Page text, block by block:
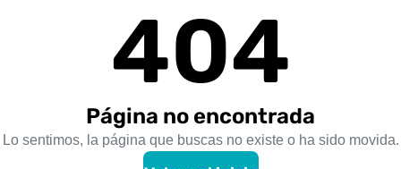
404
Página no encontrada
Lo sentimos, la página que buscas no existe o ha sido movida.